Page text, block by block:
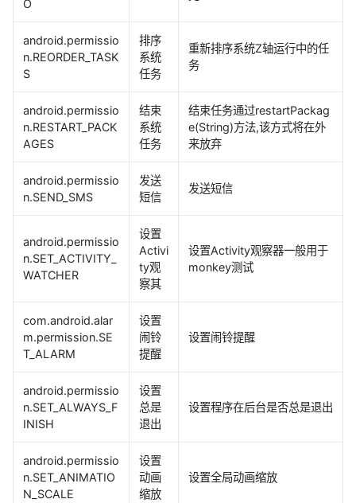
O
android.permissio
n.REORDER_TASK
S
排序
系统
任务
重新排序系统Z轴运行中的任
务
android.permissio
n.RESTART_PACK
AGES
结束
系统
任务
结束任务通过restartPackag
e(String)方法,该方式将在外
来放弃
android.permissio
n.SEND_SMS
发送
短信
发送短信
android.permissio
n.SET_ACTIVITY_
WATCHER
设置
Activi
ty观
察其
设置Activity观察器一般用于
monkey测试
com.android.alar
m.permission.SE
T_ALARM
设置
闹铃
提醒
设置闹铃提醒
android.permissio
n.SET_ALWAYS_F
INISH
设置
总是
退出
设置程序在后台是否总是退出
android.permissio
n.SET_ANIMATIO
N_SCALE
设置
动画
缩放
设置全局动画缩放